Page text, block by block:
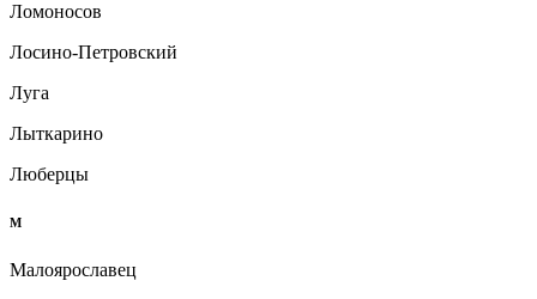
Ломоносов
Лосино-Петровский
Луга
Лыткарино
Люберцы
М
Малоярославец